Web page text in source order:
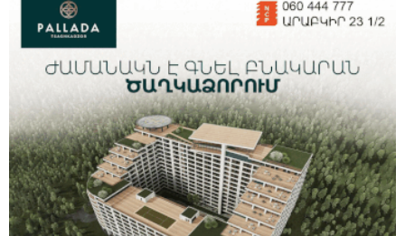
Khachaturian Rooftop Grand Opening
11:59:57 28-07-2026
Ucom’s Sales and Service Center Reopens at
24/2 Shahumyan Street in Ararat
19:04:38 23-07-2026
Scholarship recipients of the “Armenian
Virtuosos” Program participated in the Järvi
Academy and Pärnu Music Festival in Estonia, representing